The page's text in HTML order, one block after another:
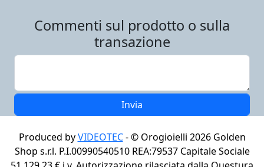
Commenti sul prodotto o sulla
transazione
Produced byVIDEOTEC - © Orogioielli 2026Golden
Shop s.r.l. P.I.00990540510 REA:79537 Capitale Sociale